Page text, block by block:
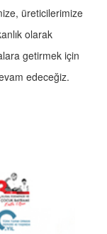
üreticilerimize
olarak
getirmek için
edeceğiz.